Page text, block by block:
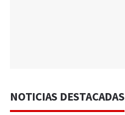
NOTICIAS DESTACADAS